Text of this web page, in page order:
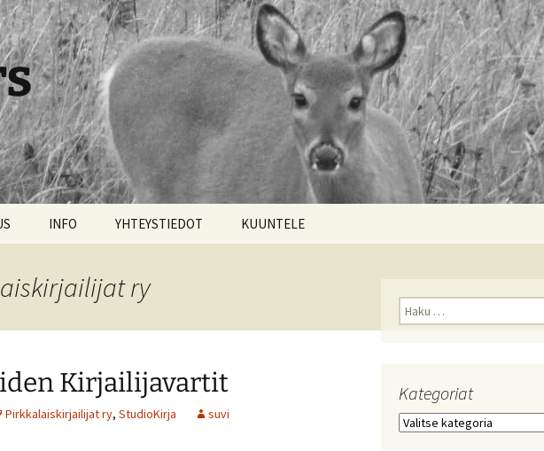
INFO YHTEYSTIEDOT KUUNTELE
ry
Kirjailijavartit
Pirkkalaiskirjailijat ry, StudioKirja suvi
Haku:
Kategoriat
Kategoriat